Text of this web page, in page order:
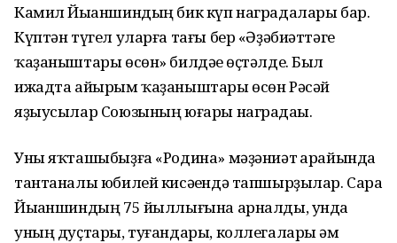
Камил Йыһаншиндың бик күп наградалары бар.
Күптән түгел уларға тағы бер «Әҙәбиәттәге
ҡаҙаныштары өсөн» билдәһе өҫтәлде. Был
ижадта айырым ҡаҙаныштары өсөн Рәсәй
яҙыусылар Союзының юғары наградаһы.
Уны яҡташыбыҙға «Родина» мәҙәниәт һарайында
тантаналы юбилей кисәһендә тапшырҙылар. Сара
Йыһаншиндың 75 йыллығына арналды, унда
уның дуҫтары, туғандары, коллегалары һәм